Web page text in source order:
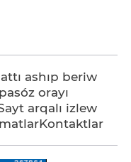
ashıp beriw
orayı
arqalı izlew
Kontaktlar